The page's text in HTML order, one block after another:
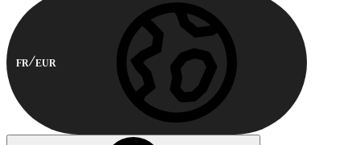
FR EUR